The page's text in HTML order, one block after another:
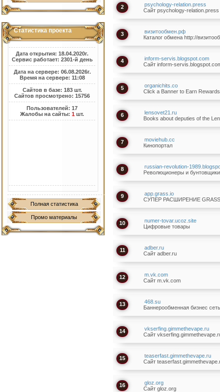
Статистика проекта
Дата открытия: 18.04.2020г.
Сервис работает: 2301-й день
Дата на сервере: 06.08.2026г.
Время на сервере: 11:08
Сайтов в базе: 183 шт.
Сайтов просмотрено: 15756
Пользователей: 17
Жалобы на сайты:1 шт.
Полная статистика
Промо материалы
2
psychology-relation.press
Сайт psychology-relation.press
3
визитообмен.рф
Каталог обмена http://
4
inform-servis.blogspot.com
Сайт inform-
5
organichits.co
Click a Banner to Earn
6
lensovet21.ru
Books about deputies of the
7
moviehub.cc
Кинопортал
8
russian-revolution-
Революционеры и
9
app.grass.io
СУПЕР РАСШИРЕНИЕ
10
numer-tovar.ucoz.site
Цифровые товары
11
adber.ru
Сайт adber.ru
12
m.vk.com
Сайт m.vk.com
13
468.su
Баннерообменная бизнес
14
vkserfing.gimmethevape.ru
Сайт
15
teaserfast.gimmethevape.ru
Сайт
16
gloz.org
Сайт gloz.org